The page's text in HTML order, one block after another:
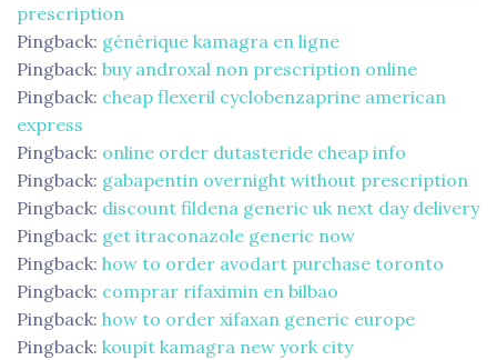
prescription
Pingback: générique kamagra en ligne
Pingback: buy androxal non prescription online
Pingback: cheap flexeril cyclobenzaprine american
express
Pingback: online order dutasteride cheap info
Pingback: gabapentin overnight without prescription
Pingback: discount fildena generic uk next day delivery
Pingback: get itraconazole generic now
Pingback: how to order avodart purchase toronto
Pingback: comprar rifaximin en bilbao
Pingback: how to order xifaxan generic europe
Pingback: koupit kamagra new york city